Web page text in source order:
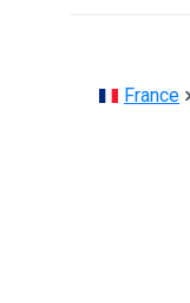
France